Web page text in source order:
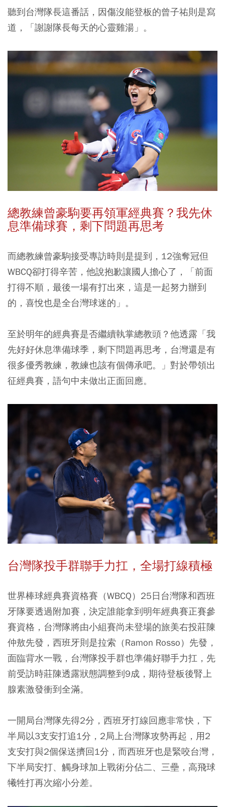
聽到台灣隊長這番話，因傷沒能登板的曾子祐則是寫
道，「謝謝隊長每天的心靈雞湯」。
總教練曾豪駒要再領軍經典賽？我先休
息準備球賽，剩下問題再思考
而總教練曾豪駒接受專訪時則是提到，12強奪冠但
WBCQ卻打得辛苦，他說抱歉讓國人擔心了，「前面
打得不順，最後一場有打出來，這是一起努力辦到
的，喜悅也是全台灣球迷的」。
至於明年的經典賽是否繼續執掌總教頭？他透露「我
先好好休息準備球季，剩下問題再思考，台灣還是有
很多優秀教練，教練也該有個傳承吧。」對於帶領出
征經典賽，語句中未做出正面回應。
台灣隊投手群聯手力扛，全場打線積極
世界棒球經典賽資格賽（WBCQ）25日台灣隊和西班
牙隊要透過附加賽，決定誰能拿到明年經典賽正賽參
賽資格，台灣隊將由小組賽尚未登場的旅美右投莊陳
仲敖先發，西班牙則是拉索（Ramon Rosso）先發，
面臨背水一戰，台灣隊投手群也準備好聯手力扛，先
前受訪時莊陳透露狀態調整到9成，期待登板後腎上
腺素激發衝到全滿。
一開局台灣隊先得2分，西班牙打線回應非常快，下
半局以3支安打追1分，2局上台灣隊攻勢再起，用2
支安打與2個保送擠回1分，而西班牙也是緊咬台灣，
下半局安打、觸身球加上戰術分佔二、三壘，高飛球
犧牲打再次縮小分差。